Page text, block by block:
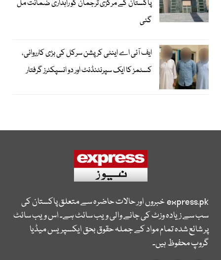
پاکستان کے مرکزی ترجمان کو راہداری ضمانت مل
گئی
ایف آئی اے اینٹی کرپشن سرکل کی بڑی کارروائی،
کسٹمز کا ایک سپرنٹنڈنٹ اور دو انسپکٹرز گرفتار
express.pkخبروں اور حالات حاضرہ سے متعلق پاکستان کی
سب سے زیادہ وزٹ کی جانے والی ویب سائٹ ہے۔ اس ویب سائٹ
پر شائع شدہ تمام مواد کے جملہ حقوق بحق ایکسپریس میڈیا
گروپ محفوظ ہیں۔